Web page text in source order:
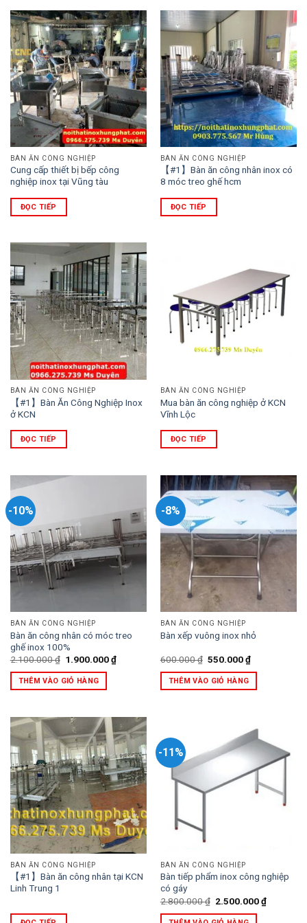
BÀN ĂN CÔNG NGHIỆP
Cung cấp thiết bị bếp công
nghiệp inox tại Vũng tàu
ĐỌC TIẾP
BÀN ĂN CÔNG NGHIỆP
【#1】Bàn ăn công nhân inox có
8 móc treo ghế hcm
ĐỌC TIẾP
BÀN ĂN CÔNG NGHIỆP
【#1】Bàn Ăn Công Nghiệp Inox
ở KCN
ĐỌC TIẾP
BÀN ĂN CÔNG NGHIỆP
Mua bàn ăn công nghiệp ở KCN
Vĩnh Lộc
ĐỌC TIẾP
-10%
BÀN ĂN CÔNG NGHIỆP
Bàn ăn công nhân có móc treo
ghế inox 100%
2.100.000₫ Giá
là:
2.100.000 ₫.
1.900.000₫Giá
hiện
THÊM VÀO GIỎ HÀNG
-8%
BÀN ĂN CÔNG NGHIỆP
Bàn xếp vuông inox nhỏ
600.000₫ Giá
là:
600.000 ₫.
550.000₫Giá
hiện
tại
THÊM VÀO GIỎ HÀNG
BÀN ĂN CÔNG NGHIỆP
【#1】Bàn ăn công nhân tại KCN
Linh Trung 1
-11%
BÀN ĂN CÔNG NGHIỆP
Bàn tiếp phẩm inox công nghiệp
có gáy
2.800.000₫ Giá
là:
2.500.000₫Giá
hiện